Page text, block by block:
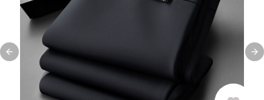
Previous slide